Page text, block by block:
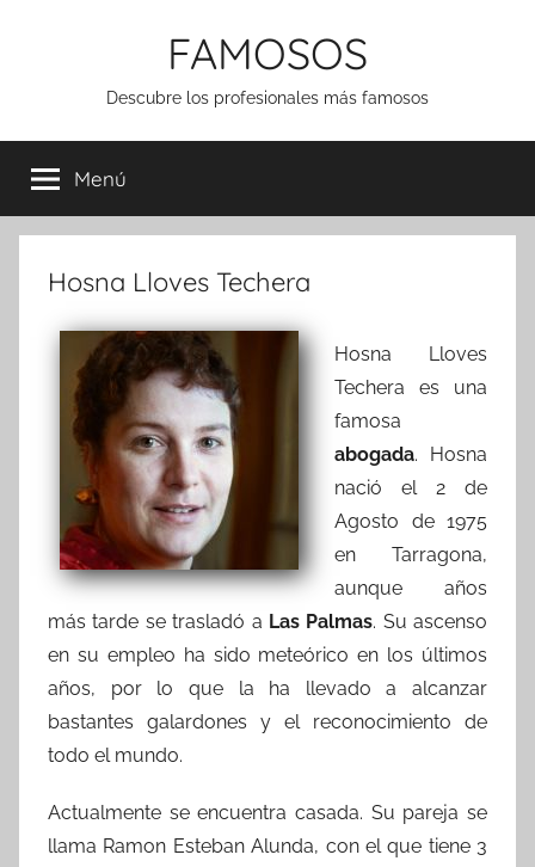
FAMOSOS
Descubre los profesionales más famosos
Menú
Hosna Lloves Techera
Hosna Lloves
Techera es una
famosa
abogada. Hosna
nació el 2 de
Agosto de 1975
en Tarragona,
aunque años
más tarde se trasladó a Las Palmas. Su ascenso
en su empleo ha sido meteórico en los últimos
años, por lo que la ha llevado a alcanzar
bastantes galardones y el reconocimiento de
todo el mundo.
Actualmente se encuentra casada. Su pareja se
llama Ramon Esteban Alunda, con el que tiene 3